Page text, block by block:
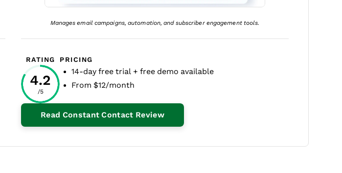
Manages email campaigns, automation, and subscriber engagement tools.
RATING
4.2
/5
PRICING
14-day free trial + free demo available
From $12/month
Read Constant Contact ReviewOpens New Window